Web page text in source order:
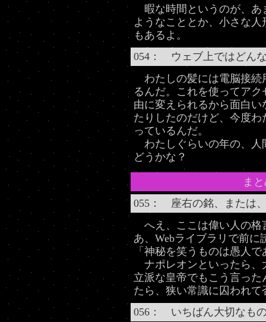
暇な時間というのが、
ようなこととか、小さな
もあるよ。
054： ウェブ上ではどん
わたしの髪には電脳接続
るんだ。これを使ってア
由に変えられるから面白
たりしたのだけど、今度
っているんだ。
わたしぐらいの年の、人
どうかな？
ま
055： 座右の銘、または
へえ、ここは偉い人の格
あ、Webライブラリで前
「神秘を笑うものは愚人
ナポレオンといったら、
立派な皇帝でもこう言っ
たら、狭い常識に囚われ
056： いちばん大切なも